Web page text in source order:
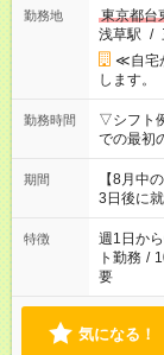
勤務地
東京都台
浅草駅 /
≪自宅
します。
勤務時間
▽シフト
での最初のう
今ご覧の
時間。
期間
【8月中
3日後に
特徴 週1日か
ト勤務 /
要
気になる！